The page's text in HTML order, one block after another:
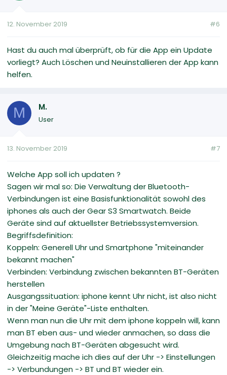
12. November 2019 #6
Hast du auch mal überprüft, ob für die App ein Update
vorliegt? Auch Löschen und Neuinstallieren der App kann
helfen.
M M.
User
13. November 2019 #7
Welche App soll ich updaten ?
Sagen wir mal so: Die Verwaltung der Bluetooth-
Verbindungen ist eine Basisfunktionalität sowohl des
iphones als auch der Gear S3 Smartwatch. Beide
Geräte sind auf aktuellster Betriebssystemversion.
Begriffsdefinition:
Koppeln: Generell Uhr und Smartphone "miteinander
bekannt machen"
Verbinden: Verbindung zwischen bekannten BT-Geräten
herstellen
Ausgangssituation: iphone kennt Uhr nicht, ist also nicht
in der "Meine Geräte"-Liste enthalten.
Wenn man nun die Uhr mit dem iphone koppeln will, kann
man BT eben aus- und wieder anmachen, so dass die
Umgebung nach BT-Geräten abgesucht wird.
Gleichzeitig mache ich dies auf der Uhr -> Einstellungen
-> Verbundungen -> BT und BT wieder ein.